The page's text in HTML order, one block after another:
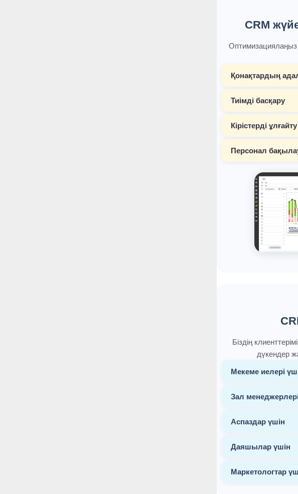
CRM
Оптимизациялаңыз
Қонақтардың
Тиімді басқару
Кірістерді ұлғайту
Персонал
Біздің
дүкендер
Мекеме иелері
Зал
Аспаздар үшін
Даяшылар үшін
Маркетологтар